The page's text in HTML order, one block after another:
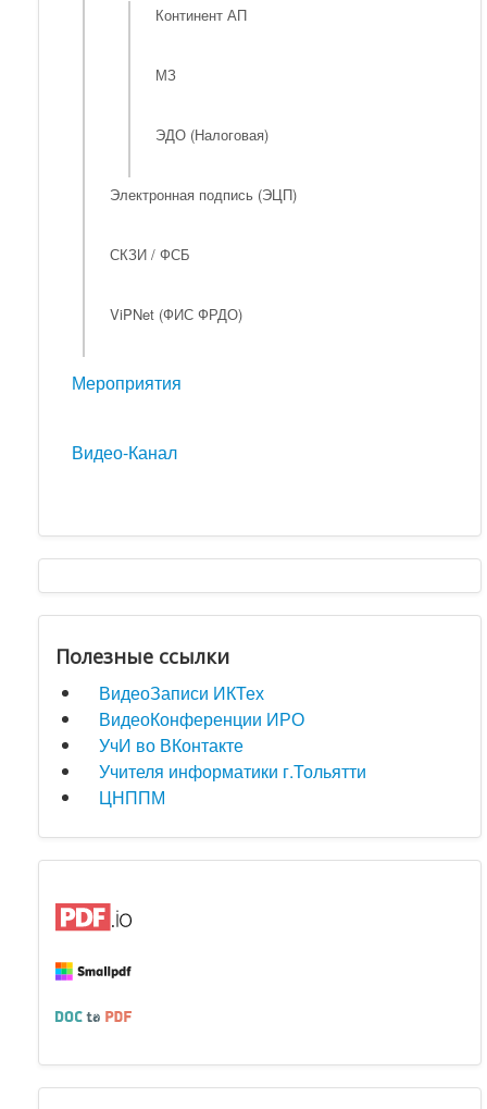
Континент АП
МЗ
ЭДО (Налоговая)
Электронная подпись (ЭЦП)
СКЗИ / ФСБ
ViPNet (ФИС ФРДО)
Мероприятия
Видео-Канал
Полезные ссылки
ВидеоЗаписи ИКТех
ВидеоКонференции ИРО
УчИ во ВКонтакте
Учителя информатики г.Тольятти
ЦНППМ